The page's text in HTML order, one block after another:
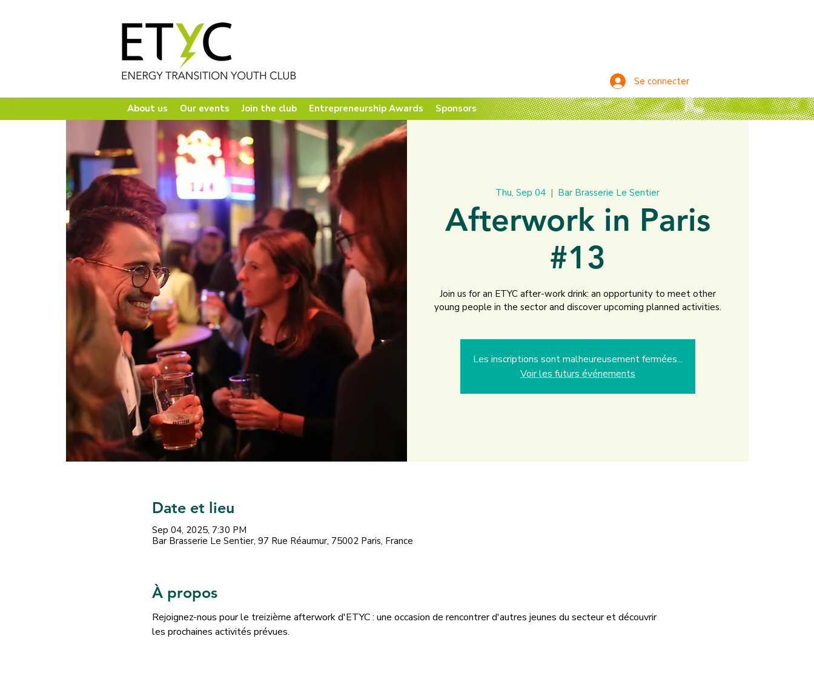
Se connecter
About us Our events Join the club Entrepreneurship Awards Sponsors
Thu, Sep 04
  |
Bar Brasserie Le Sentier
Afterwork in Paris
#13
Join us for an ETYC after-work drink: an opportunity to meet other
young people in the sector and discover upcoming planned activities.
Les inscriptions sont malheureusement fermées...
Voir les futurs événements
Date et lieu
Sep 04, 2025, 7:30 PM
Bar Brasserie Le Sentier, 97 Rue Réaumur, 75002 Paris, France
À propos
Rejoignez-nous pour le treizième afterwork d'ETYC : une occasion de rencontrer d'autres jeunes du secteur et découvrir
les prochaines activités prévues.